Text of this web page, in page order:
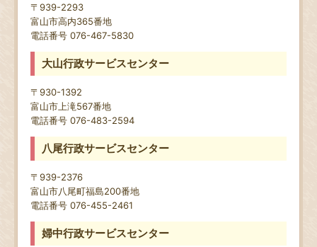
〒939-2293
富山市高内365番地
電話番号 076-467-5830
大山行政サービスセンター
〒930-1392
富山市上滝567番地
電話番号 076-483-2594
八尾行政サービスセンター
〒939-2376
富山市八尾町福島200番地
電話番号 076-455-2461
婦中行政サービスセンター